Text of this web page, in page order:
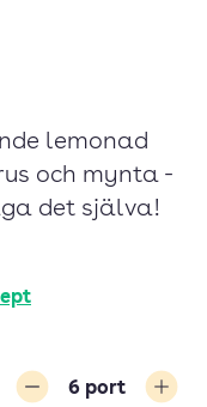
lemonad
och mynta -
det själva!
6 port